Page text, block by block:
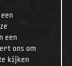
een
ons om
kijken